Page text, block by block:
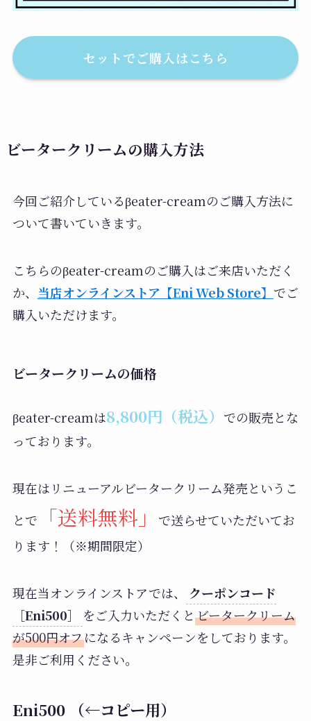
セットでご購入はこちら
ビータークリームの購入方法
今回ご紹介しているβeater-creamのご購入方法に
ついて書いていきます。
こちらのβeater-creamのご購入はご来店いただく
か、 当店オンラインストア【Eni Web Store】 でご
購入いただけます。
ビータークリームの価格
βeater-creamは8,800円（税込） での販売とな
っております。
現在はリニューアルビータークリーム発売というこ
とで
「送料無料」
で送らせていただいてお
ります！（※期間限定）
現在当オンラインストアでは、
クーポンコード
［Eni500］
をご入力いただくと ビータークリーム
が500円オフになるキャンペーンをしております。
是非ご利用ください。
Eni500 （←コピー用）